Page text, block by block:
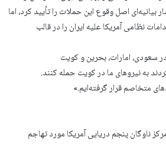
بیانیه‌ای اصل وقوع این حملات را تأیید کرد، اما
نظامی آمریکا علیه ایران را در قالب
سعودی، امارات، بحرین و کویت
به نیروهای ما در کویت حمله کنند.
متخاصم قرار گرفته‌ایم.»
ناوگان پنجم دریایی آمریکا مورد تهاجم